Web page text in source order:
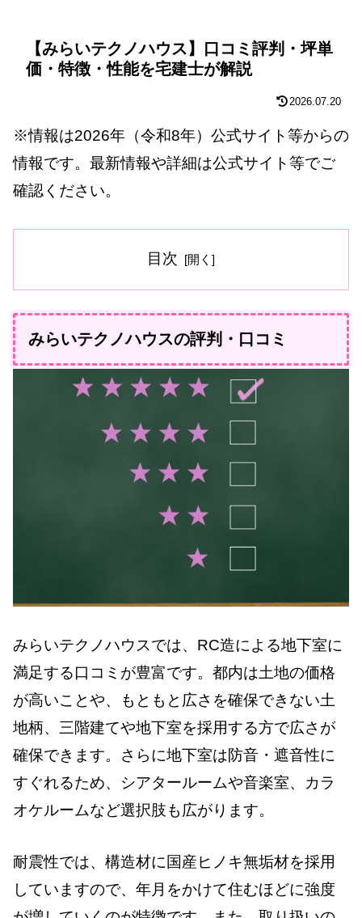
【みらいテクノハウス】口コミ評判・坪単
価・特徴・性能を宅建士が解説
2026.07.20
※情報は2026年（令和8年）公式サイト等からの
情報です。最新情報や詳細は公式サイト等でご
確認ください。
目次
みらいテクノハウスの評判・口コミ
みらいテクノハウスでは、RC造による地下室に
満足する口コミが豊富です。都内は土地の価格
が高いことや、もともと広さを確保できない土
地柄、三階建てや地下室を採用する方で広さが
確保できます。さらに地下室は防音・遮音性に
すぐれるため、シアタールームや音楽室、カラ
オケルームなど選択肢も広がります。
耐震性では、構造材に国産ヒノキ無垢材を採用
していますので、年月をかけて住むほどに強度